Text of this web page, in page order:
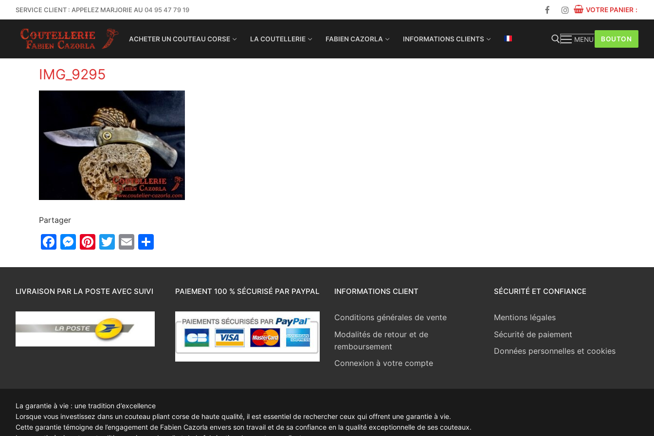
SERVICE CLIENT : APPELEZ MARJORIE AU 04 95 47 79 19 VOTRE PANIER :
ACHETER UN COUTEAU CORSE LA COUTELLERIE FABIEN CAZORLA INFORMATIONS CLIENTS MENU BOUTON
IMG_9295
Partager
Facebook
Messenger
Pinterest
Twitter
Email
LIVRAISON PAR LA POSTE AVEC SUIVI PAIEMENT 100 % SÉCURISÉ PAR PAYPAL INFORMATIONS CLIENT
Conditions générales de vente
Modalités de retour et de
remboursement
Connexion à votre compte
SÉCURITÉ ET CONFIANCE
Mentions légales
Sécurité de paiement
Données personnelles et cookies
La garantie à vie : une tradition d’excellence
Lorsque vous investissez dans un couteau pliant corse de haute qualité, il est essentiel de rechercher ceux qui offrent une garantie à vie.
Cette garantie témoigne de l’engagement de Fabien Cazorla envers son travail et de sa confiance en la qualité exceptionnelle de ses couteaux.